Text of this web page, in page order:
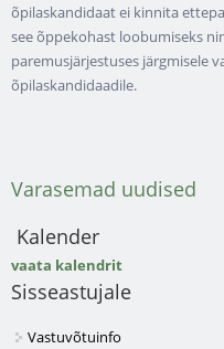
õpilaskandidaat ei kinnita
see õppekohast loobumiseks
paremusjärjestuses järgmisele
õpilaskandidaadile.
Varasemad uudised
Kalender
vaata kalendrit
Sisseastujale
Vastuvõtuinfo